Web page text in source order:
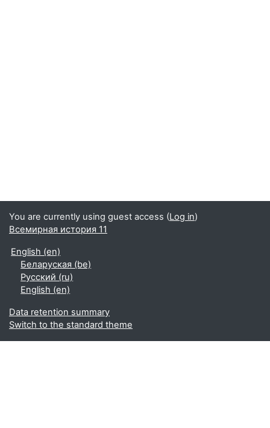
You are currently using guest access (Log in)
Всемирная история 11
English ‎(en)‎
Беларуская ‎(be)‎
Русский ‎(ru)‎
English ‎(en)‎
Data retention summary
Switch to the standard theme